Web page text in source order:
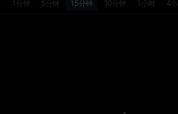
1分钟 5分钟 15分钟 30分钟 1小时 4